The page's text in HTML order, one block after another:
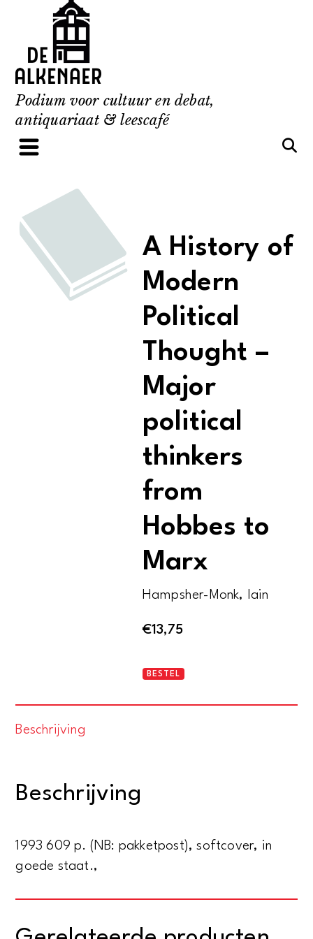
content
Podium voor cultuur en debat,
antiquariaat & leescafé
A History of
Modern
Political
Thought –
Major
political
thinkers
from
Hobbes to
Marx
Hampsher-Monk, Iain
€13,75
A
thinkers
Marx
BESTEL
Beschrijving
Beschrijving
1993 609 p. (NB: pakketpost), softcover, in
goede staat.,